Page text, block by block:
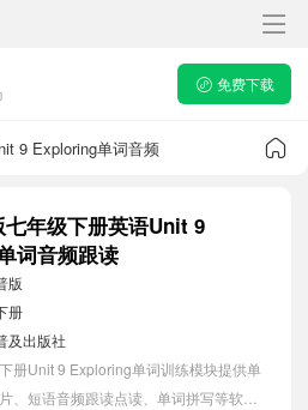
免费下载
9 Exploring单词音频
年级下册英语Unit 9
词音频跟读
版
册
及出版社
册Unit 9 Exploring单词训练模块提供单
、短语音频跟读点读、单词拼写等软件